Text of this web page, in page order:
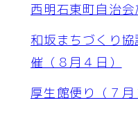
西明石東町自治
和坂まちづくり
催（８月４日）
厚生館便り（７月